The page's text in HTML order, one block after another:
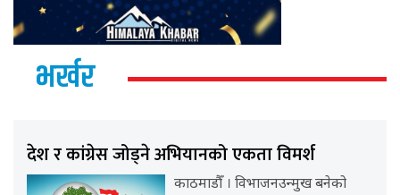
भर्खर
देश र कांग्रेस जोड्ने अभियानको एकता विमर्श
काठमाडौँ । विभाजनउन्मुख बनेको